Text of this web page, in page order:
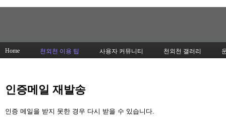
Home 천외천 이용 팁 사용자 커뮤니티 천외천 갤러리
인증메일 재발송
인증 메일을 받지 못한 경우 다시 받을 수 있습니다.